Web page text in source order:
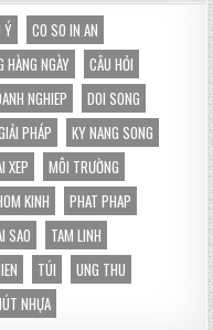
LỘC
BỊ
CHẶN
ĐỨNG
HOÀN
TOÀN
Ý
CO SO IN AN
HÀNG NGÀY
CÂU HỎI
NGHIEP
DOI SONG
PHÁP
KY NANG SONG
XEP
MÔI TRƯỜNG
KINH
PHAT PHAP
SAO
TAM LINH
TÚI
UNG THU
NHỰA